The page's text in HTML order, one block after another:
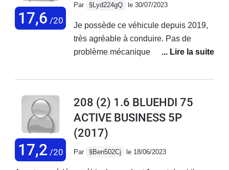
17,6 /20
Par §Lyd224gQ le 30/07/2023
Je possède ce véhicule depuis 2019,
très agréable à conduire. Pas de
problème mécanique rencontré, seule
qui m'a quand même coûté 800€.
mais je déconseille aux usagers qui
empruntent régulièrement l'autoroute il
manque vraiment une 6ème vitesse,
ce véhicule. La finition est très belle, je
17,2 /20
208 (2) 1.6 BLUEHDI 75
ACTIVE BUSINESS 5P
(2017)
Par §Ben502Cj le 18/06/2023